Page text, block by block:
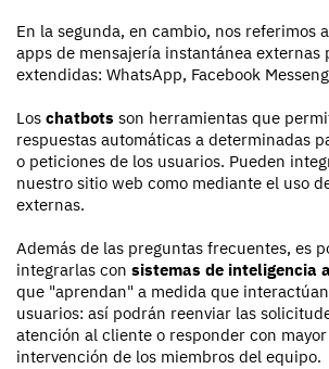
En la segunda, en cambio, nos referimos
apps de mensajería instantánea externas
extendidas: WhatsApp, Facebook
Los chatbots son herramientas que
respuestas automáticas a determinadas
o peticiones de los usuarios. Pueden
nuestro sitio web como mediante el uso
externas.
Además de las preguntas frecuentes, es
integrarlas con sistemas de inteligencia
que "aprendan" a medida que
usuarios: así podrán reenviar las
atención al cliente o responder con
intervención de los miembros del equipo.